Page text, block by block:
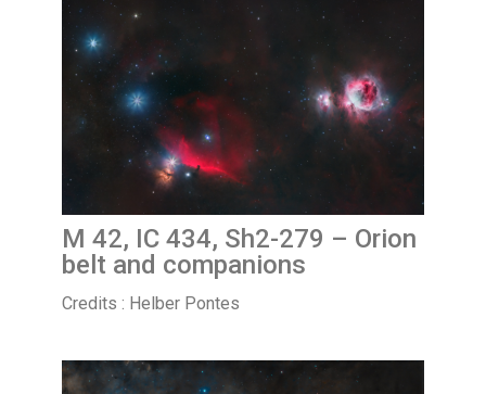
M 42, IC 434, Sh2-279 – Orion
belt and companions
Credits : Helber Pontes